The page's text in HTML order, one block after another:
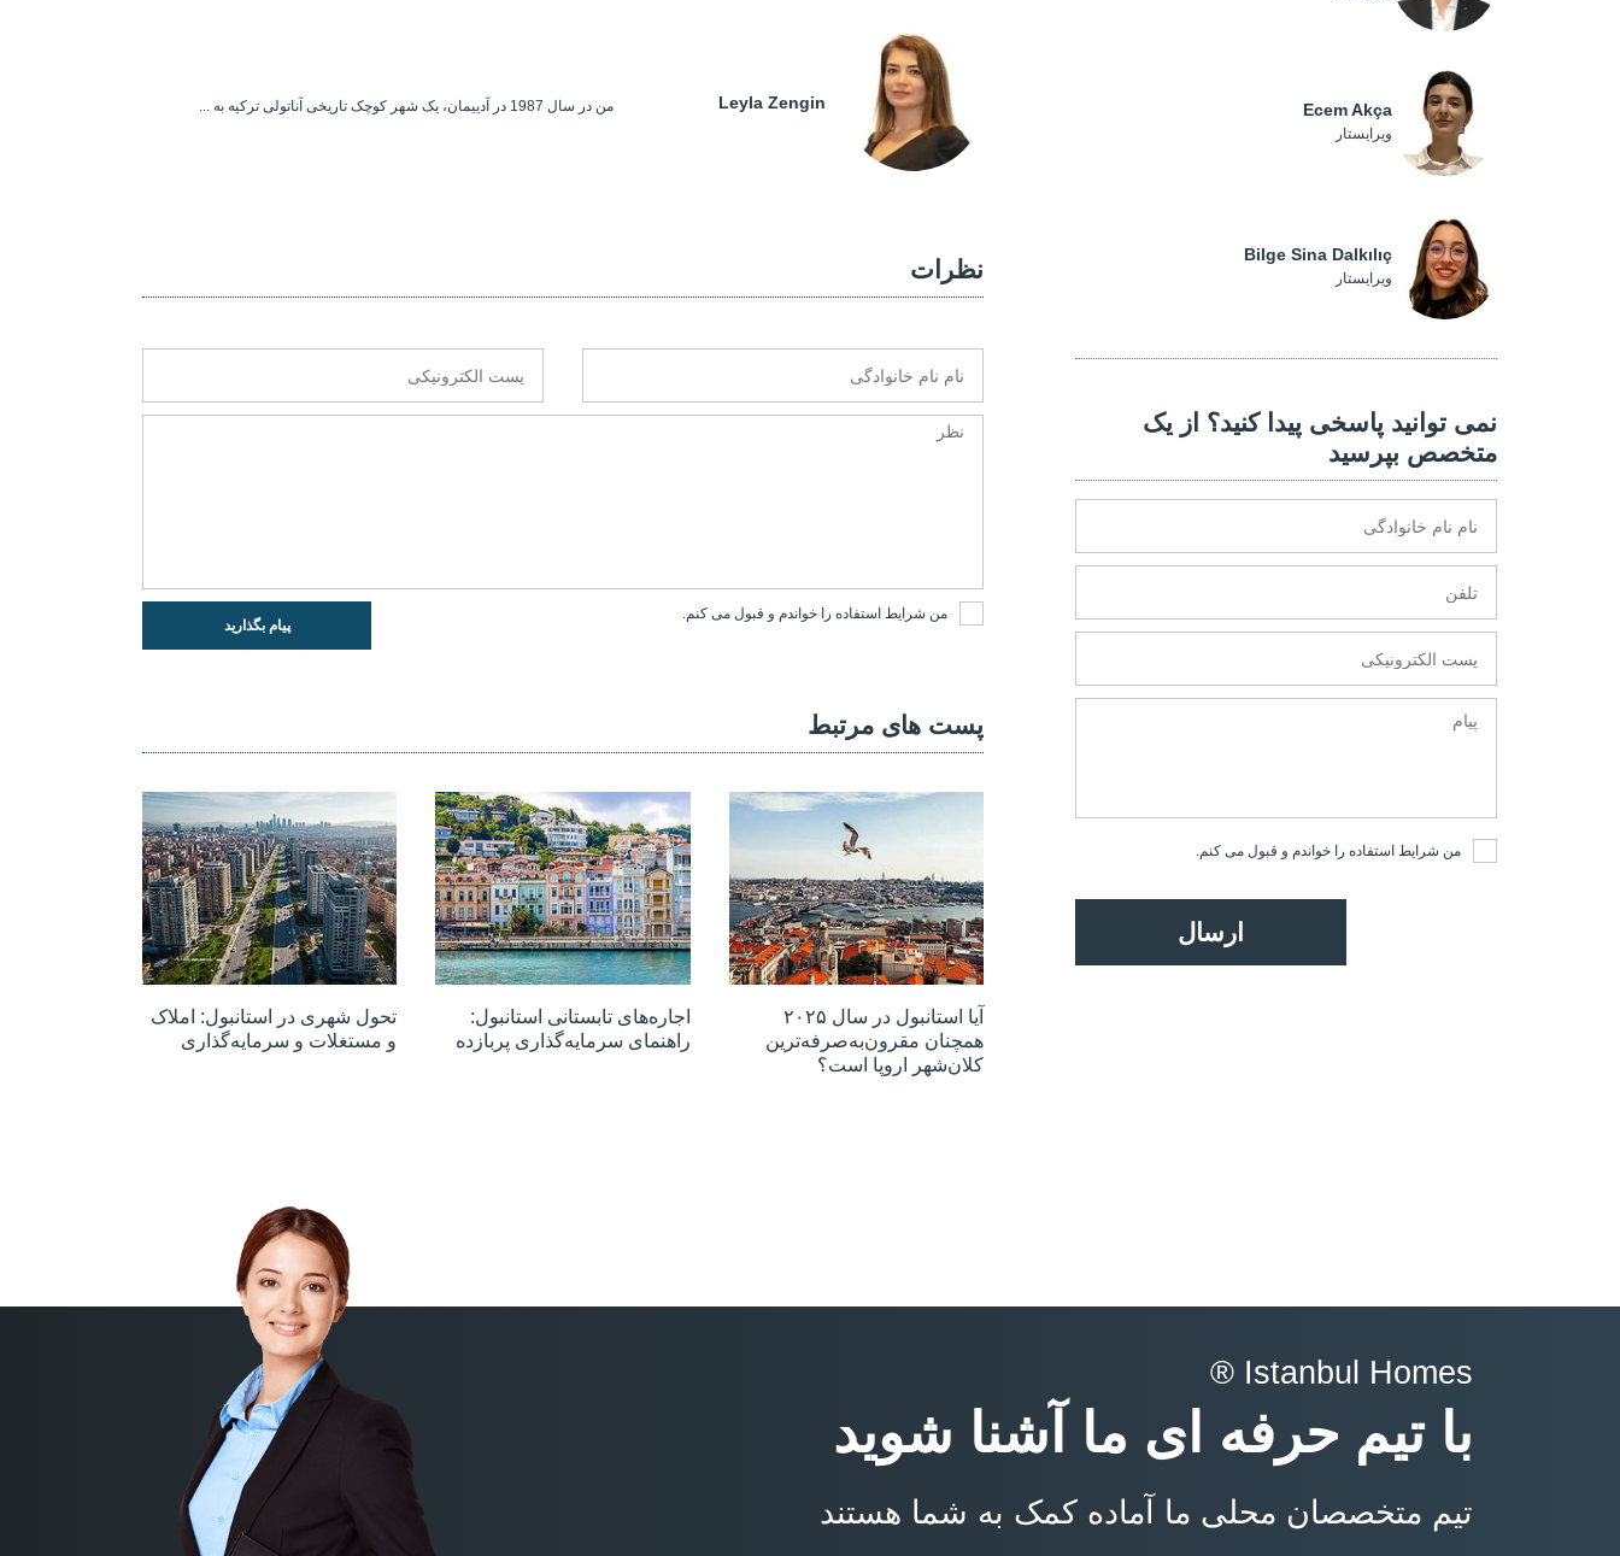
Ecem Akça
ویرایستار
Bilge Sina Dalkılıç
ویرایستار
نمی توانید پاسخی پیدا کنید؟ از یک
متخصص بپرسید
من شرایط استفاده را خواندم و قبول می کنم.
ارسال
Leyla Zengin من در سال 1987 در آدییمان، یک شهر کوچک تاریخی آناتولی ترکیه به ...
نظرات
من شرایط استفادهرا خواندم و قبول می کنم.
پیام بگذارید
پست های مرتبط
آیا استانبول در سال ۲۰۲۵
همچنان مقرون‌به‌صرفه‌ترین
کلان‌شهر اروپا است؟
اجاره‌های تابستانی استانبول:
راهنمای سرمایه‌گذاری پربازده
تحول شهری در استانبول: املاک
و مستغلات و سرمایه‌گذاری
Istanbul Homes ®
با تیم حرفه ای ما آشنا شوید
تیم متخصصان محلی ما آماده کمک به شما هستند